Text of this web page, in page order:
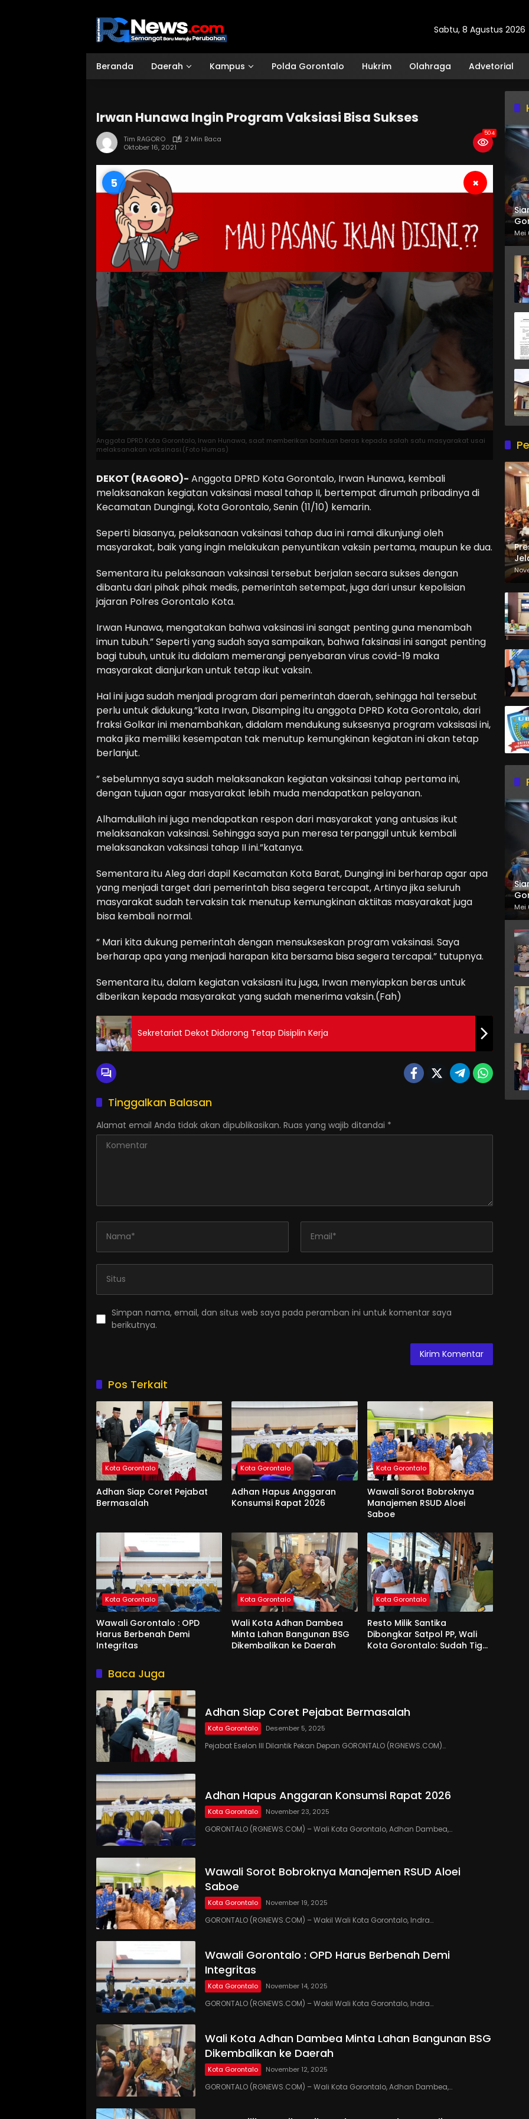
Sabtu, 8 Agustus 2026
Beranda Daerah Kampus Polda Gorontalo Hukrim Olahraga Advetorial
Irwan Hunawa Ingin Program Vaksiasi Bisa Sukses
Tim RAGORO
2 Min Baca
Oktober 16, 2021
504
4 ×
Anggota DPRD Kota Gorontalo, Irwan Hunawa, saat memberikan bantuan beras kepada salah satu masyarakat usai
melaksanakan vaksinasi.(Foto Humas)
DEKOT (RAGORO)- Anggota DPRD Kota Gorontalo, Irwan Hunawa, kembali
melaksanakan kegiatan vaksinasi masal tahap II, bertempat dirumah pribadinya di
Kecamatan Dungingi, Kota Gorontalo, Senin (11/10) kemarin.
Seperti biasanya, pelaksanaan vaksinasi tahap dua ini ramai dikunjungi oleh
masyarakat, baik yang ingin melakukan penyuntikan vaksin pertama, maupun ke dua.
Sementara itu pelaksanaan vaksinasi tersebut berjalan secara sukses dengan
dibantu dari pihak pihak medis, pemerintah setempat, juga dari unsur kepolisian
jajaran Polres Gorontalo Kota.
Irwan Hunawa, mengatakan bahwa vaksinasi ini sangat penting guna menambah
imun tubuh.” Seperti yang sudah saya sampaikan, bahwa faksinasi ini sangat penting
bagi tubuh, untuk itu didalam memerangi penyebaran virus covid-19 maka
masyarakat dianjurkan untuk tetap ikut vaksin.
Hal ini juga sudah menjadi program dari pemerintah daerah, sehingga hal tersebut
perlu untuk didukung.”kata Irwan, Disamping itu anggota DPRD Kota Gorontalo, dari
fraksi Golkar ini menambahkan, didalam mendukung suksesnya program vaksisasi ini,
maka jika memiliki kesempatan tak menutup kemungkinan kegiatan ini akan tetap
berlanjut.
” sebelumnya saya sudah melaksanakan kegiatan vaksinasi tahap pertama ini,
dengan tujuan agar masyarakat lebih muda mendapatkan pelayanan.
Alhamdulilah ini juga mendapatkan respon dari masyarakat yang antusias ikut
melaksanakan vaksinasi. Sehingga saya pun meresa terpanggil untuk kembali
melaksanakan vaksinasi tahap II ini.”katanya.
Sementara itu Aleg dari dapil Kecamatan Kota Barat, Dungingi ini berharap agar apa
yang menjadi target dari pemerintah bisa segera tercapat, Artinya jika seluruh
masyarakat sudah tervaksin tak menutup kemungkinan aktiitas masyarakat juga
bisa kembali normal.
” Mari kita dukung pemerintah dengan mensukseskan program vaksinasi. Saya
berharap apa yang menjadi harapan kita bersama bisa segera tercapai.” tutupnya.
Sementara itu, dalam kegiatan vaksiasni itu juga, Irwan menyiapkan beras untuk
diberikan kepada masyarakat yang sudah menerima vaksin.(Fah)
Sekretariat Dekot Didorong Tetap Disiplin Kerja
Tinggalkan Balasan
Alamat email Anda tidak akan dipublikasikan. Ruas yang wajib ditandai *
Simpan nama, email, dan situs web saya pada peramban ini untuk komentar saya
berikutnya.
Pos Terkait
Kota Gorontalo
Adhan Siap Coret Pejabat
Bermasalah
Kota Gorontalo
Adhan Hapus Anggaran
Konsumsi Rapat 2026
Kota Gorontalo
Wawali Sorot Bobroknya
Manajemen RSUD Aloei
Saboe
Kota Gorontalo
Wawali Gorontalo : OPD
Harus Berbenah Demi
Integritas
Kota Gorontalo
Wali Kota Adhan Dambea
Minta Lahan Bangunan BSG
Dikembalikan ke Daerah
Kota Gorontalo
Resto Milik Santika
Dibongkar Satpol PP, Wali
Kota Gorontalo: Sudah Tiga
Baca Juga
Adhan Siap Coret Pejabat Bermasalah
Kota Gorontalo Desember 5, 2025
Pejabat Eselon III Dilantik Pekan Depan GORONTALO (RGNEWS.COM)…
Adhan Hapus Anggaran Konsumsi Rapat 2026
Kota Gorontalo November 23, 2025
GORONTALO (RGNEWS.COM) – Wali Kota Gorontalo, Adhan Dambea,…
Wawali Sorot Bobroknya Manajemen RSUD Aloei
Saboe
Kota Gorontalo November 19, 2025
GORONTALO (RGNEWS.COM) – Wakil Wali Kota Gorontalo, Indra…
Wawali Gorontalo : OPD Harus Berbenah Demi
Integritas
Kota Gorontalo November 14, 2025
GORONTALO (RGNEWS.COM) – Wakil Wali Kota Gorontalo, Indra…
Wali Kota Adhan Dambea Minta Lahan Bangunan BSG
Dikembalikan ke Daerah
Kota Gorontalo November 12, 2025
GORONTALO (RGNEWS.COM) – Wali Kota Gorontalo, Adhan Dambea,…
Mei
Mei